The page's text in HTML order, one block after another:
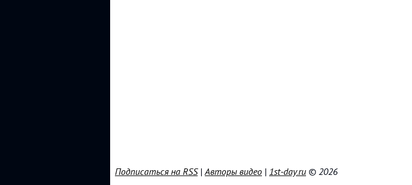
Подписаться на RSS|Авторы видео | 1st-day.ru © 2026